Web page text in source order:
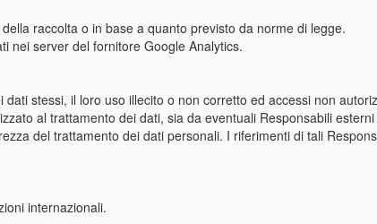
raccolta o in base a quanto previsto da norme di legge.
nei server del fornitore Google Analytics.
stessi, il loro uso illecito o non corretto ed accessi non
al trattamento dei dati, sia da eventuali Responsabili
del trattamento dei dati personali. I riferimenti di tali
internazionali.